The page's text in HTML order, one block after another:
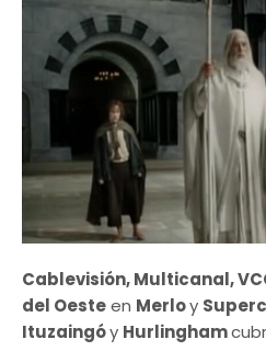
Cablevisión, Multicanal,
del Oesteen Merloy
Ituzaingóy Hurlingham